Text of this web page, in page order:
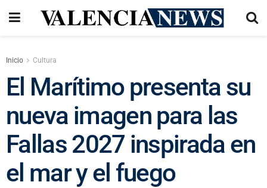
Inicio Cultura
El Marítimo presenta su
nueva imagen para las
Fallas 2027 inspirada en
el mar y el fuego